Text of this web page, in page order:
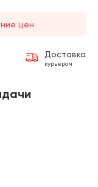
цен
Доставка
курьером